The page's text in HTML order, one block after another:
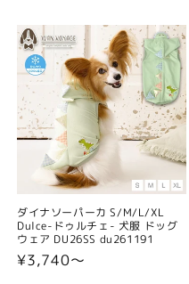
ダイナソーパーカ S/M/L/XL
Dulce-ドゥルチェ- 犬服 ドッグ
ウェア DU26SS du261191
通
¥3,740〜